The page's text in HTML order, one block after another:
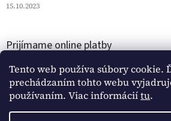
Tento web používa súbory cookie.
prechádzaním tohto webu
používaním. Viac informáciítu.
15.10.2023
Prijímame online platby